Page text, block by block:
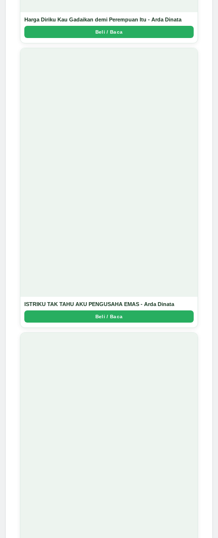
Harga Diriku Kau Gadaikan demi Perempuan Itu - Arda Dinata
Beli / Baca
ISTRIKU TAK TAHU AKU PENGUSAHA EMAS - Arda Dinata
Beli / Baca